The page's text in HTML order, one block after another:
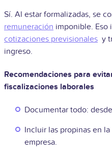
Sí. Al estar formalizadas, se
remuneración imponible. Eso
cotizaciones previsionales y
ingreso.
Recomendaciones para
fiscalizaciones laborales
Documentar todo:
Incluir las propinas en
empresa.